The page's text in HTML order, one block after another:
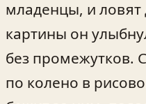
младенцы, и ловят
картины он
без промежутков.
по колено в